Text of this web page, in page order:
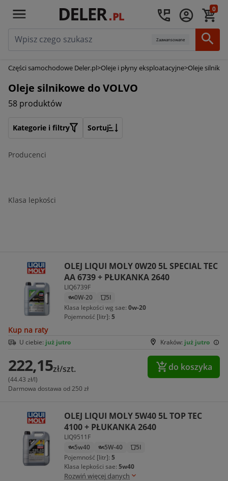
0
Zaawansowane
Części samochodowe Deler.pl>Oleje i płyny eksploatacyjne>Oleje
Oleje silnikowe do VOLVO
58 produktów
Kategorie i filtry Sortuj
Producenci
Klasa lepkości
OLEJ LIQUI MOLY 0W20 5L SPECIAL TEC
AA 6739 + PŁUKANKA 2640
LIQ6739F
0W-20
5l
Klasa lepkości wg sae: 0w-20
Pojemność [litr]: 5
Kup na raty
Kraków: już jutro
U ciebie: już jutro
222,15zł/szt.
(44.43 zł/l)
Darmowa dostawa od 250 zł
do koszyka
OLEJ LIQUI MOLY 5W40 5L TOP TEC
4100 + PŁUKANKA 2640
LIQ9511F
5l
5w40
5W-40
Pojemność [litr]: 5
Klasa lepkości sae: 5w40
Rozwiń więcej danych